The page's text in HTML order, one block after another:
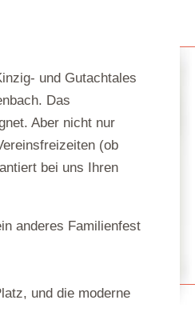
und Gutachtales
Das
Aber nicht nur
(ob
bei uns Ihren
anderes Familienfest
und die moderne